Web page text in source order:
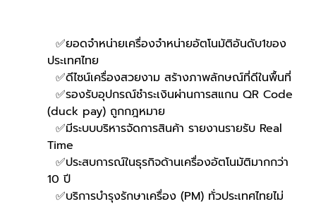
ประเทศไทย
  ✅ดีไซน์เครื่องสวยงาม สร้างภาพลักษณ์ที่ดีในพื้นที่
(duck pay) ถูกกฎหมาย
Time
10 ปี